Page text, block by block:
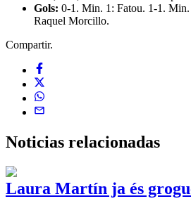
Gols: 0-1. Min. 1: Fatou. 1-1.
Raquel Morcillo.
Compartir.
Noticias relacionadas
Laura Martín ja és